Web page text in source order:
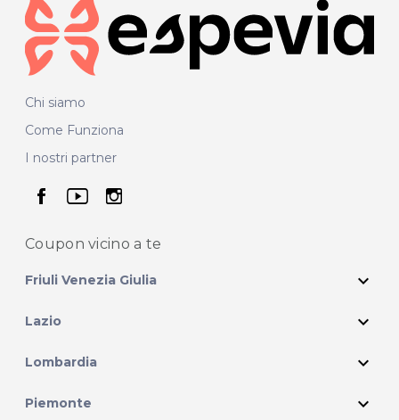
Chi siamo
Come Funziona
I nostri partner
seguici su facebook
seguici su youtube
seguici su instagram
Coupon vicino a te
Friuli Venezia Giulia expand_more
Lazio expand_more
Lombardia expand_more
Piemonte expand_more